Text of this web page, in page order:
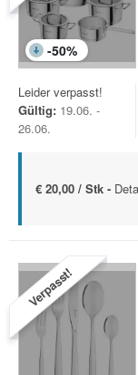
-50%
Leider verpasst!
Gültig: 19.06. -
26.06.
€ 20,00 / Stk -
Verpasst!